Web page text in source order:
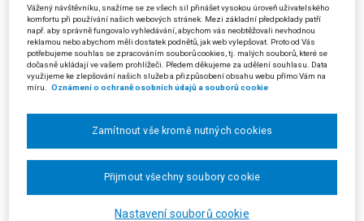
vyřídil stížnost 30. 10. 2015 jako nedůvodnou, přičemž zopakoval výše
uvedenou argumentaci o neúčinnosti doručení.
Dne 4. 1. 2016 vydal správce daně platební výměr, kterým žalobkyni
vyměřil daň z nabytí nemovitých věcí ve výši 1.584 Kč. Druhým platebním
výměrem ze dne 23. 2. 2016 (dále jen „platební výměr“) uložil správce
250 daňového řádu. Proti platebnímu výměru podala žalobkyně odvolání,
které žalovaný zamítnul rozhodnutím ze dne 26. 8. 2016 (dále jen
„rozhodnutí o odvolání“) jako nedůvodné.
Žalobkyně se u Městského soudu v Praze (dále jen „městský soud“)
domáhala zrušení rozhodnutí o odvolání a platebního výměru. Městský
soud žalobě nevyhověl a jako nedůvodnou ji napadeným rozsudkem
Vážený návštěvníku, snažíme se ze všech sil přinášet vysokou úroveň uživatelského
komfortu při používání našich webových stránek. Mezi základní předpoklady patří
např. aby správně fungovalo vyhledávání, abychom vás neobtěžovali nevhodnou
reklamou nebo abychom měli dostatek podnětů, jak web vylepšovat. Proto od Vás
potřebujeme souhlas se zpracováním souborů cookies, tj. malých souborů, které se
dočasně ukládají ve vašem prohlížeči. Předem děkujeme za udělení souhlasu. Data
využijeme ke zlepšování našich služeb a přizpůsobení obsahu webu přímo Vám na
míru.
Oznámení o ochraně osobních údajů a souborů cookie
Nastavení souborů cookie
Zamítnout vše kromě nutných cookies
Přijmout všechny soubory cookie